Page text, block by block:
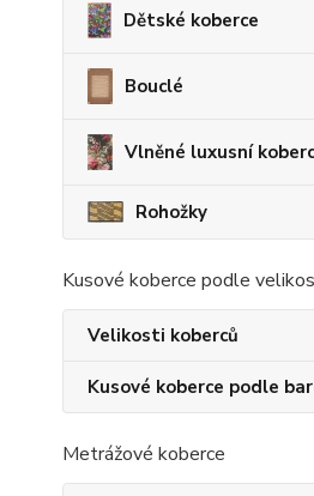
Dětské koberce
Bouclé
Vlněné luxusní
Rohožky
Kusové koberce podle
Velikosti koberců
Kusové koberce podle
Metrážové koberce